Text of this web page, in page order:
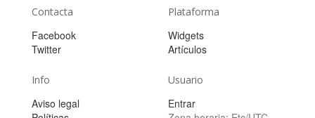
Contacta
Facebook
Twitter
Plataforma
Widgets
Artículos
Info
Aviso legal
Usuario
Entrar